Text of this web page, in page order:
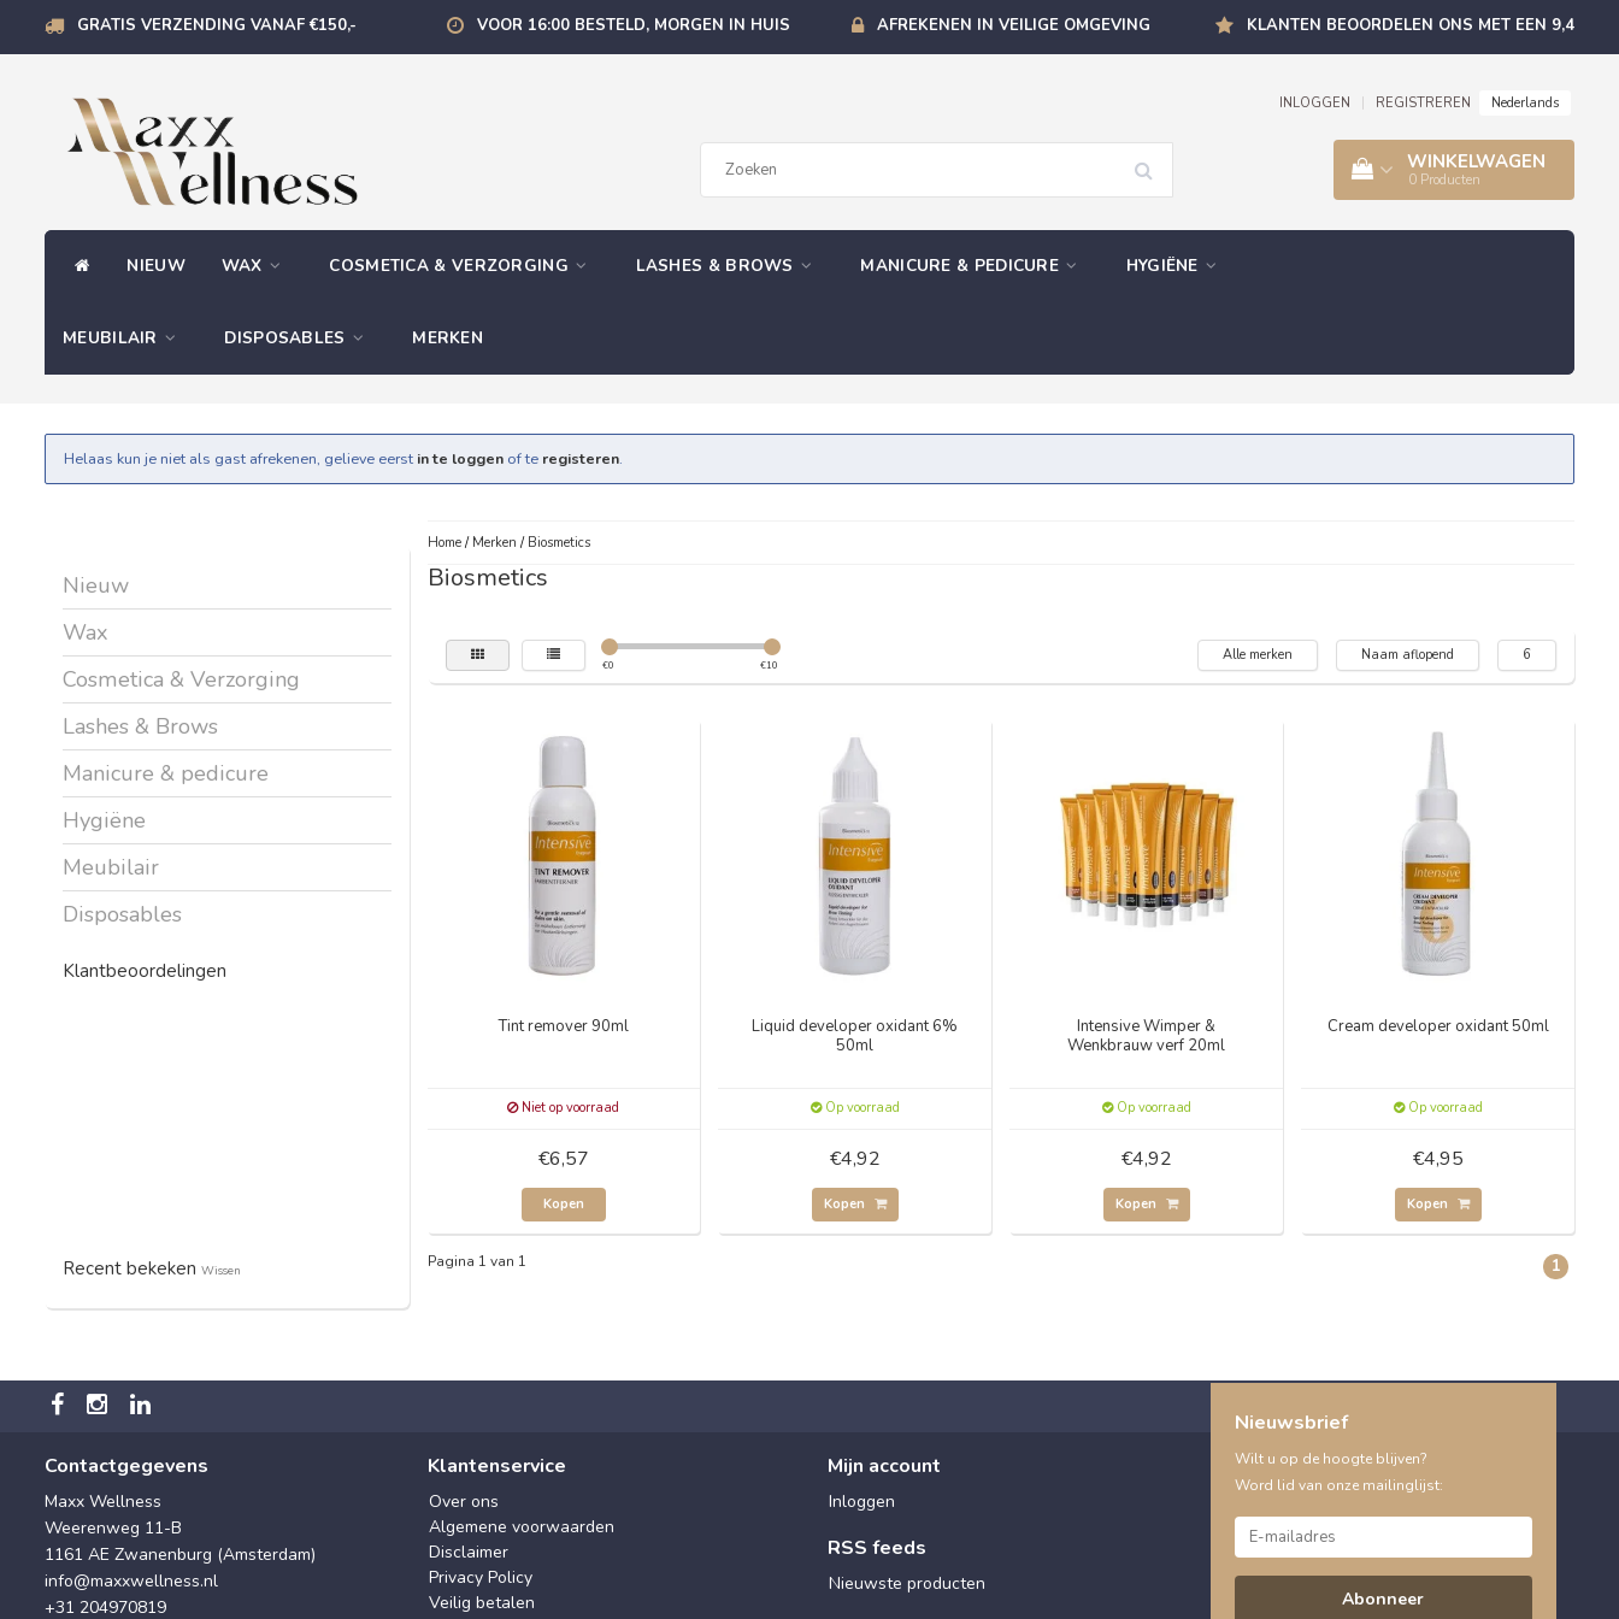
GRATIS VERZENDING VANAF €150,- VOOR 16:00 BESTELD, MORGEN IN HUIS AFREKENEN IN VEILIGE OMGEVING KLANTEN BEOORDELEN ONS MET EEN 9,4
INLOGGEN REGISTREREN Nederlands
WINKELWAGEN
0 Producten
NIEUW WAX COSMETICA & VERZORGING LASHES & BROWS MANICURE & PEDICURE HYGIËNE
MEUBILAIR DISPOSABLES MERKEN
Helaas kun je niet als gast afrekenen, gelieve eerst in te loggen of te registeren.
Nieuw
Wax
Cosmetica & Verzorging
Lashes & Brows
Manicure & pedicure
Hygiëne
Meubilair
Disposables
Klantbeoordelingen
Recent bekeken Wissen
Home/ Merken / Biosmetics
Biosmetics
€0 €10
Alle merken Naam aflopend 6
Tint remover 90ml
Niet op voorraad
€6,57
Kopen
Liquid developer oxidant 6%
50ml
Op voorraad
€4,92
Kopen
Intensive Wimper &
Wenkbrauw verf 20ml
Op voorraad
€4,92
Kopen
Cream developer oxidant 50ml
Op voorraad
€4,95
Kopen
Pagina 1 van 1 1
Contactgegevens
Maxx Wellness
Weerenweg 11-B
1161 AE Zwanenburg (Amsterdam)
info@maxxwellness.nl
+31 204970819
Klantenservice
Over ons
Algemene voorwaarden
Disclaimer
Privacy Policy
Veilig betalen
Mijn account
Inloggen
RSS feeds
Nieuwste producten
Nieuwsbrief
Wilt u op de hoogte blijven?
Word lid van onze mailinglijst:
Abonneer